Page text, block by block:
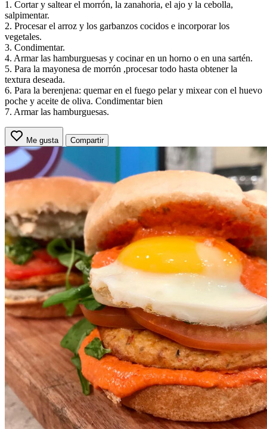
1. Cortar y saltear el morrón, la zanahoria, el ajo y la cebolla,
salpimentar.
2. Procesar el arroz y los garbanzos cocidos e incorporar los
vegetales.
3. Condimentar.
4. Armar las hamburguesas y cocinar en un horno o en una sartén.
5. Para la mayonesa de morrón ,procesar todo hasta obtener la
textura deseada.
6. Para la berenjena: quemar en el fuego pelar y mixear con el huevo
poche y aceite de oliva. Condimentar bien
7. Armar las hamburguesas.
Me gusta Compartir